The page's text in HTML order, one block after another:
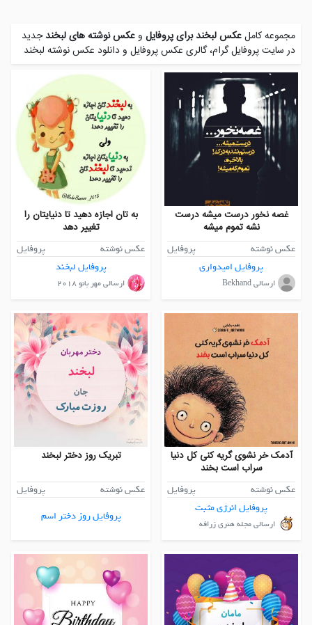
مجموعه کاملعکس لبخند برای پروفایل وعکس نوشته های لبخندجدید
در سایت پروفایل گرام، گالری عکس پروفایل ودانلود عکس نوشته لبخند
غصه نخور درست میشه درست
نشه تموم میشه
عکس نوشته
پروفایل
پروفایل امیدواری
ارسالی Bekhand
به تان اجازه دهید تا دنیایتان را
تغییر دهد
عکس نوشته
پروفایل
پروفایل لبخند
ارسالی مهر بانو ۲۰۱۸
آدمک خر نشوی گریه کنی کل دنیا
سراب است بخند
عکس نوشته
پروفایل
پروفایل انرژی مثبت
ارسالی مجله هنری زرافه
تبریک روز دختر لبخند
عکس نوشته
پروفایل
پروفایل روز دختر اسم